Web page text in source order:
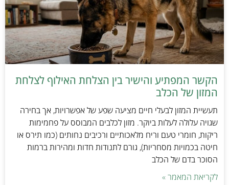
הקשר המפתיע והישיר בין הצלחת האילוף לצלחת
המזון של הכלב
תעשיית המזון לבעלי חיים מציעה שפע של אפשרויות, אך בחירה
שגויה עלולה לעלות ביוקר. מזון לכלבים המבוסס על פחמימות
ריקות, חומרי טעם וריח מלאכותיים ורכיבים נחותים (כמו תירס או
חיטה בכמויות מסחריות), גורם לתנודות חדות ומהירות ברמות
הסוכר בדם של הכלב
לקריאת המאמר »